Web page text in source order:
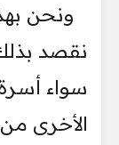
ونحن
نقصد بذلك
سواء
الأخرى من